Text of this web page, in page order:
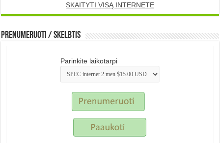
SKAITYTI VISĄ INTERNETE
Prenumeruoti / Skelbtis
Parinkite laikotarpi